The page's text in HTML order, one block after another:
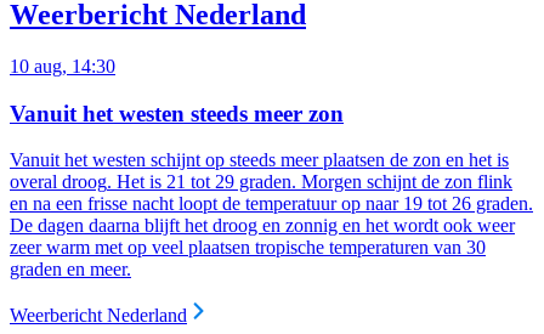
Weerbericht Nederland
10 aug, 14:30
Vanuit het westen steeds meer zon
Vanuit het westen schijnt op steeds meer plaatsen de zon en het is
overal droog. Het is 21 tot 29 graden. Morgen schijnt de zon flink
en na een frisse nacht loopt de temperatuur op naar 19 tot 26 graden.
De dagen daarna blijft het droog en zonnig en het wordt ook weer
zeer warm met op veel plaatsen tropische temperaturen van 30
graden en meer.
Weerbericht Nederland